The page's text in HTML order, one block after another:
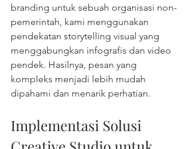
branding untuk sebuah organisasi non-
pemerintah, kami menggunakan
pendekatan storytelling visual yang
menggabungkan infografis dan video
pendek. Hasilnya, pesan yang
kompleks menjadi lebih mudah
dipahami dan menarik perhatian.
Implementasi Solusi